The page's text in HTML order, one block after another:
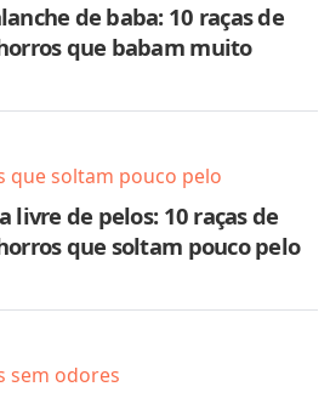
de baba: 10 raças de
que babam muito
que soltam pouco pelo
livre de pelos: 10 raças de
que soltam pouco pelo
sem odores